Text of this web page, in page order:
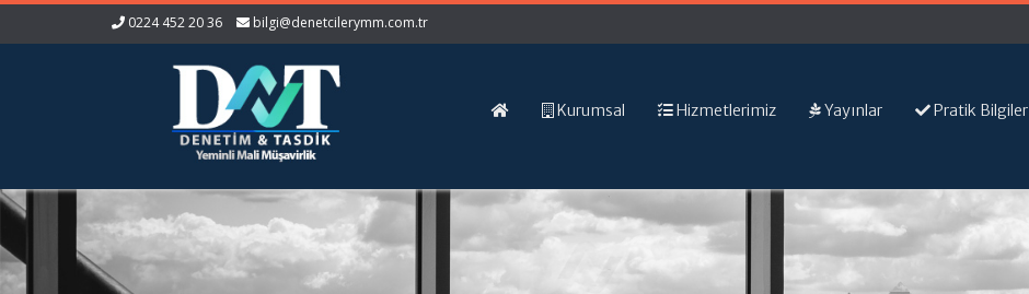
0224 452 20 36 bilgi@denetcilerymm.com.tr
Kurumsal Hizmetlerimiz Yayınlar Pratik Bilgiler